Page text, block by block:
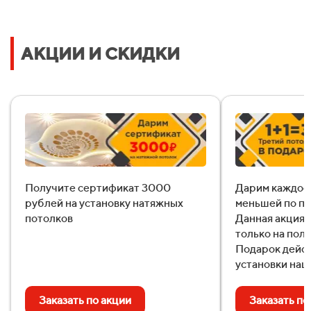
Даю согласие наобработку персональных данных
АКЦИИ И СКИДКИ
Получите сертификат 3000
рублей на установку натяжных
потолков
Заказать по акции
Дарим
меньшей по
Данная акция
только на
Подарок
установки
Заказать